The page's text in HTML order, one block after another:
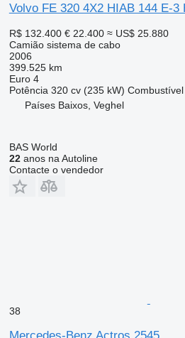
Volvo FE 320 4X2 HIAB 144 E-
R$ 132.400 € 22.400 ≈ US$ 25.880
Camião sistema de cabo
2006
399.525 km
Euro 4
Potência 320 cv (235 kW) Combustível
Países Baixos, Veghel
BAS World
22anos na Autoline
Contacte o vendedor
38